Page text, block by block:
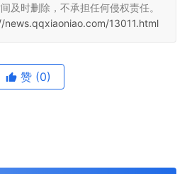
及时删除，不承担任何侵权责任。
news.qqxiaoniao.com/13011.html
赞 (0)